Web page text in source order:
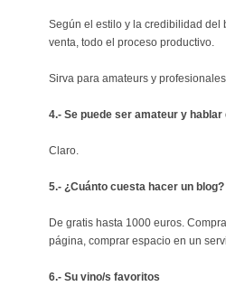
Según el estilo y la credibilidad del
venta, todo el proceso productivo.
Sirva para amateurs y
4.- Se puede ser amateur y hablar
Claro.
5.- ¿Cuánto cuesta hacer un blog?
De gratis hasta 1000 euros.
página, comprar espacio en un
6.- Su vino/s favoritos